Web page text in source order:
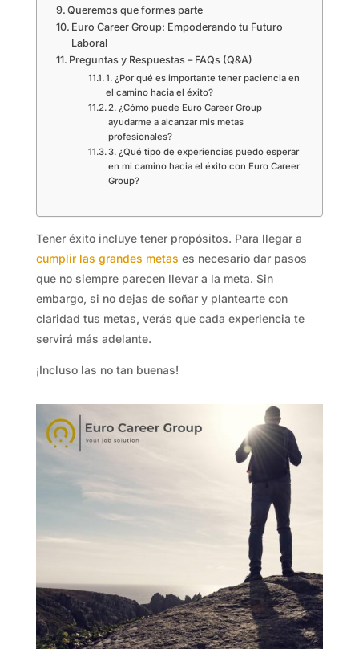
Queremos que formes parte
Euro Career Group: Empoderando tu Futuro
Laboral
Preguntas y Respuestas – FAQs (Q&A)
1. ¿Por qué es importante tener paciencia en
el camino hacia el éxito?
2. ¿Cómo puede Euro Career Group
ayudarme a alcanzar mis metas
profesionales?
3. ¿Qué tipo de experiencias puedo esperar
en mi camino hacia el éxito con Euro Career
Group?
Tener éxito incluye tener propósitos. Para llegar a
cumplir las grandes metas es necesario dar pasos
que no siempre parecen llevar a la meta. Sin
embargo, si no dejas de soñar y plantearte con
claridad tus metas, verás que cada experiencia te
servirá más adelante.
¡Incluso las no tan buenas!